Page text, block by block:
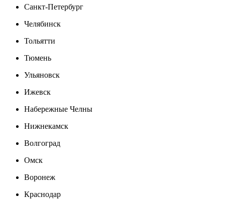
Санкт-Петербург
Челябинск
Тольятти
Тюмень
Ульяновск
Ижевск
Набережные Челны
Нижнекамск
Волгоград
Омск
Воронеж
Краснодар